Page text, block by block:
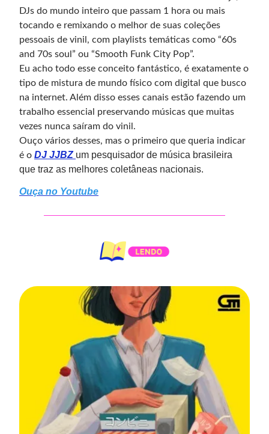
DJs do mundo inteiro que passam 1 hora ou mais
tocando e remixando o melhor de suas coleções
pessoais de vinil, com playlists temáticas como “60s
and 70s soul” ou “Smooth Funk City Pop”.
Eu acho todo esse conceito fantástico, é exatamente o
tipo de mistura de mundo físico com digital que busco
na internet. Além disso esses canais estão fazendo um
trabalho essencial preservando músicas que muitas
vezes nunca saíram do vinil.
Ouço vários desses, mas o primeiro que queria indicar
é o DJ JJBZ um pesquisador de música brasileira
que traz as melhores coletâneas nacionais.
Ouça no Youtube